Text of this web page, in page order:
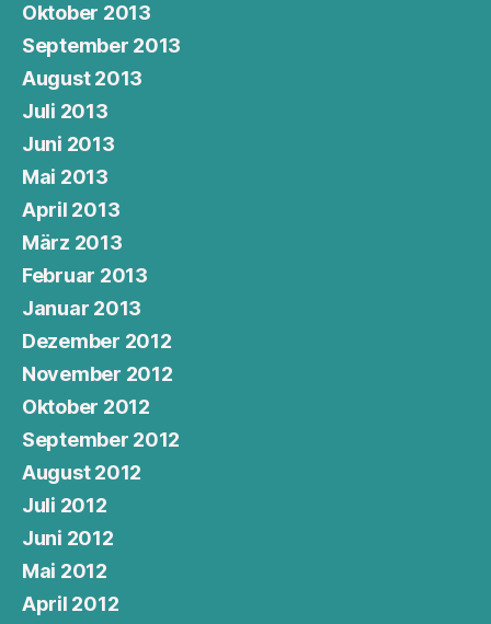
Oktober 2013
September 2013
August 2013
Juli 2013
Juni 2013
Mai 2013
April 2013
März 2013
Februar 2013
Januar 2013
Dezember 2012
November 2012
Oktober 2012
September 2012
August 2012
Juli 2012
Juni 2012
Mai 2012
April 2012